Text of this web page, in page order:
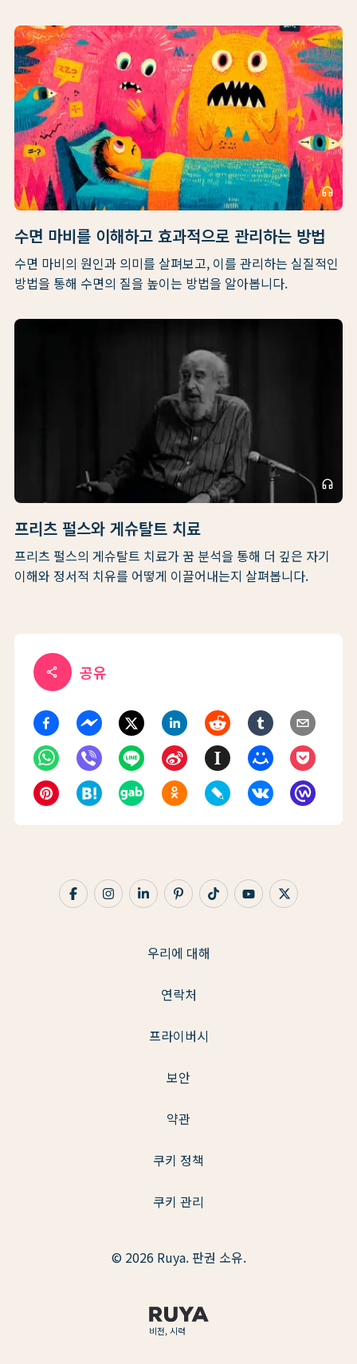
headphones
수면 마비를 이해하고 효과적으로 관리하는 방법
수면 마비의 원인과 의미를 살펴보고, 이를 관리하는 실질적인
방법을 통해 수면의 질을 높이는 방법을 알아봅니다.
headphones
프리츠 펄스와 게슈탈트 치료
프리츠 펄스의 게슈탈트 치료가 꿈 분석을 통해 더 깊은 자기
이해와 정서적 치유를 어떻게 이끌어내는지 살펴봅니다.
share 공유
비전, 시력
우리에 대해
연락처
프라이버시
보안
약관
쿠키 정책
쿠키 관리
© 2026 Ruya. 판권 소유.